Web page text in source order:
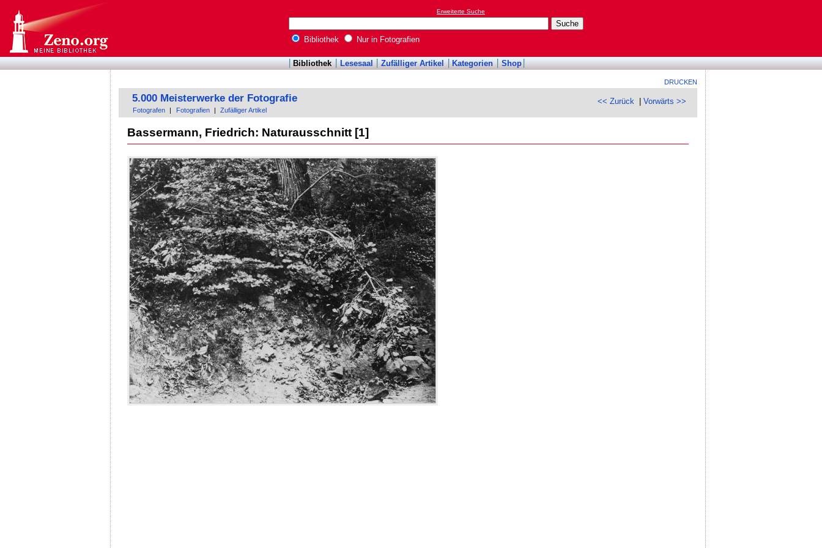
Erweiterte Suche
Bibliothek Nur in Fotografien
Bibliothek Lesesaal Zufälliger Artikel Kategorien Shop
DRUCKEN
<< Zurück |Vorwärts >>
5.000 Meisterwerke der Fotografie
Fotografen Fotografien Zufälliger Artikel
Bassermann, Friedrich: Naturausschnitt [1]